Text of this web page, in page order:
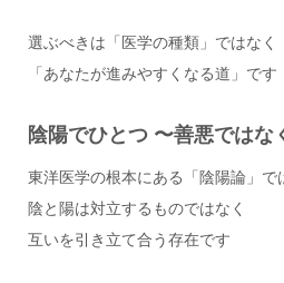
選ぶべきは「医学の種類」ではなく
「あなたが進みやすくなる道」です
陰陽でひとつ 〜善悪ではな
東洋医学の根本にある「陰陽論」で
陰と陽は対立するものではなく
互いを引き立て合う存在です